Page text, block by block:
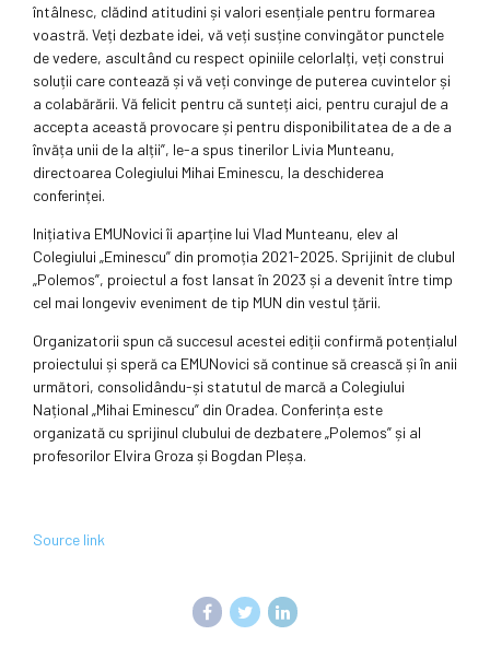
întâlnesc, clădind atitudini și valori esențiale pentru formarea
voastră. Veți dezbate idei, vă veți susține convingător punctele
de vedere, ascultând cu respect opiniile celorlalți, veți construi
soluții care contează și vă veți convinge de puterea cuvintelor și
a colabărării. Vă felicit pentru că sunteți aici, pentru curajul de a
accepta această provocare și pentru disponibilitatea de a de a
învăța unii de la alții”, le-a spus tinerilor Livia Munteanu,
directoarea Colegiului Mihai Eminescu, la deschiderea
conferinței.
Inițiativa EMUNovici îi aparține lui Vlad Munteanu, elev al
Colegiului „Eminescu” din promoția 2021-2025. Sprijinit de clubul
„Polemos”, proiectul a fost lansat în 2023 și a devenit între timp
cel mai longeviv eveniment de tip MUN din vestul țării.
Organizatorii spun că succesul acestei ediții confirmă potențialul
proiectului și speră ca EMUNovici să continue să crească și în anii
următori, consolidându-și statutul de marcă a Colegiului
Național „Mihai Eminescu” din Oradea. Conferința este
organizată cu sprijinul clubului de dezbatere „Polemos” și al
profesorilor Elvira Groza și Bogdan Pleșa.
Source link